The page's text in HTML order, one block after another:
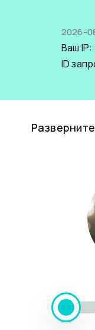
2026-
Ваш IP:
ID